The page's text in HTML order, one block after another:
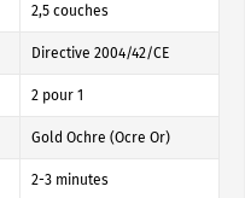
2,5 couches
Directive 2004/42/CE
2 pour 1
Gold Ochre (Ocre Or)
2-3 minutes